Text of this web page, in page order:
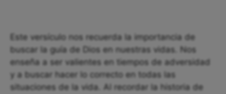
Este versículo nos recuerda la importancia de
buscar la guía de Dios en nuestras vidas. Nos
enseña a ser valientes en tiempos de adversidad
y a buscar hacer lo correcto en todas las
situaciones de la vida. Al recordar la historia de